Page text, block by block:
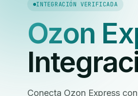
INTEGRACIÓN VERIFICADA
Ozon
Conecta Ozon Express